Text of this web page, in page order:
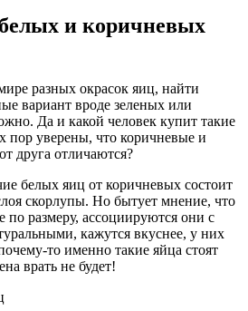
и коричневых
разных окрасок яиц, найти
вариант вроде зеленых или
Да и какой человек купит такие
пор уверены, что коричневые и
друга отличаются?
белых яиц от коричневых состоит
скорлупы. Но бытует мнение, что
по размеру, ассоциируются они с
кажутся вкуснее, у них
то именно такие яйца стоят
врать не будет!